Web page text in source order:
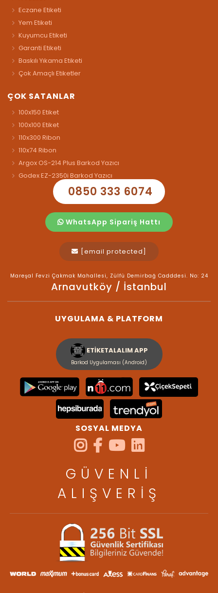
Eczane Etiketi
Yem Etiketi
Kuyumcu Etiketi
Garanti Etiketi
Baskılı Yıkama Etiketi
Çok Amaçlı Etiketler
ÇOK SATANLAR
100x150 Etiket
100x100 Etiket
110x300 Ribon
110x74 Ribon
Argox OS-214 Plus Barkod Yazıcı
Godex EZ-2350i Barkod Yazıcı
0850 333 6074
WhatsApp Sipariş Hattı
[email protected]
Mareşal Fevzi Çakmak Mahallesi, Zülfü Demirbağ Cadddesi. No: 24
Arnavutköy / İstanbul
UYGULAMA & PLATFORM
ETİKETALALIM APP
Barkod Uygulaması (Android)
SOSYAL MEDYA
GÜVENLİ
ALIŞVERİŞ